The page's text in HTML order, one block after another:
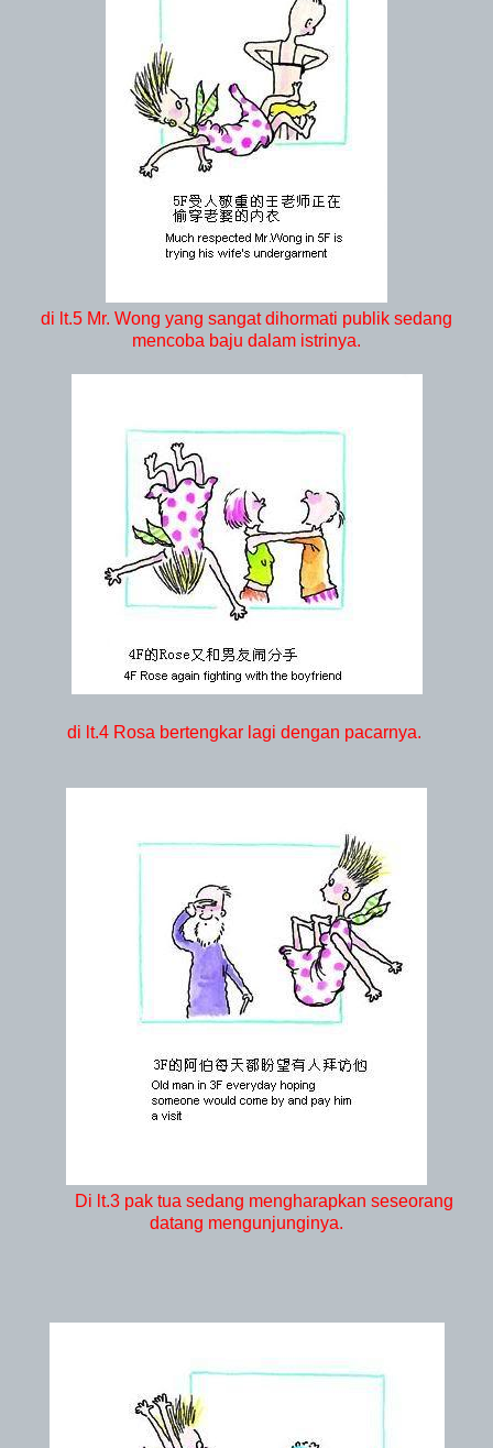
di lt.5 Mr. Wong yang sangat dihormati publik sedang
mencoba baju dalam istrinya.
di lt.4 Rosa bertengkar lagi dengan pacarnya.
Di lt.3 pak tua sedang mengharapkan seseorang
datang mengunjunginya.